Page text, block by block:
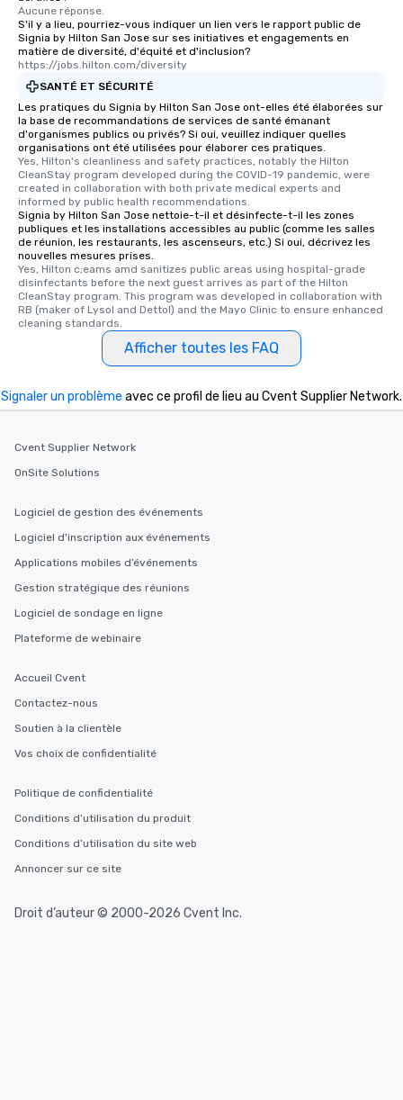
Aucune réponse.
S'il y a lieu, pourriez-vous indiquer un lien vers le rapport public de
Signia by Hilton San Jose sur ses initiatives et engagements en
matière de diversité, d'équité et d'inclusion?
https://jobs.hilton.com/diversity
SANTÉ ET SÉCURITÉ
Les pratiques du Signia by Hilton San Jose ont-elles été élaborées sur
la base de recommandations de services de santé émanant
d'organismes publics ou privés? Si oui, veuillez indiquer quelles
organisations ont été utilisées pour élaborer ces pratiques.
Yes, Hilton's cleanliness and safety practices, notably the Hilton
CleanStay program developed during the COVID-19 pandemic, were
created in collaboration with both private medical experts and
informed by public health recommendations.
Signia by Hilton San Jose nettoie-t-il et désinfecte-t-il les zones
publiques et les installations accessibles au public (comme les salles
de réunion, les restaurants, les ascenseurs, etc.) Si oui, décrivez les
nouvelles mesures prises.
Yes, Hilton c;eams amd sanitizes public areas using hospital-grade
disinfectants before the next guest arrives as part of the Hilton
CleanStay program. This program was developed in collaboration with
RB (maker of Lysol and Dettol) and the Mayo Clinic to ensure enhanced
cleaning standards.
Afficher toutes les FAQ
Signaler un problème avec ce profil de lieu au Cvent Supplier Network.
Cvent Supplier Network
OnSite Solutions
Logiciel de gestion des événements
Logiciel d'inscription aux événements
Applications mobiles d’événements
Gestion stratégique des réunions
Logiciel de sondage en ligne
Plateforme de webinaire
Accueil Cvent
Contactez-nous
Soutien à la clientèle
Vos choix de confidentialité
Politique de confidentialité
Conditions d’utilisation du produit
Conditions d’utilisation du site web
Annoncer sur ce site
Droit d’auteur © 2000-2026 Cvent Inc.